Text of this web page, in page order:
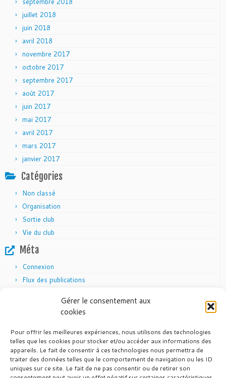
Gérer le consentement aux
cookies
Pour offrir les meilleures expériences, nous utilisons des technologies
telles que les cookies pour stocker et/ou accéder aux informations des
appareils. Le fait de consentir à ces technologies nous permettra de
traiter des données telles que le comportement de navigation ou les ID
uniques sur ce site. Le fait de ne pas consentir ou de retirer son
juillet 2018
juin 2018
avril 2018
novembre 2017
octobre 2017
septembre 2017
août 2017
juin 2017
mai 2017
avril 2017
mars 2017
janvier 2017
Catégories
Non classé
Organisation
Sortie club
Vie du club
Méta
Connexion
Flux des publications
Site de WordPress-FR
Articles récents
Vél’Auvergne 2026 24 juin 2026